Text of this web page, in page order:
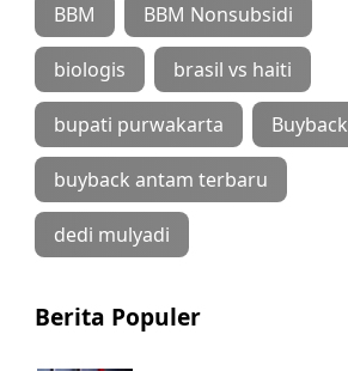
BBM BBM Nonsubsidi
biologis brasil vs haiti
bupati purwakarta Buyback
buyback antam terbaru
dedi mulyadi
Berita Populer